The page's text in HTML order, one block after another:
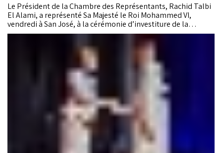
Le Président de la Chambre des Représentants, Rachid Talbi
El Alami, a représenté Sa Majesté le Roi Mohammed VI,
vendredi à San José, à la cérémonie d’investiture de la
Présidente de la République du Costa Rica, Laura Fernandez.